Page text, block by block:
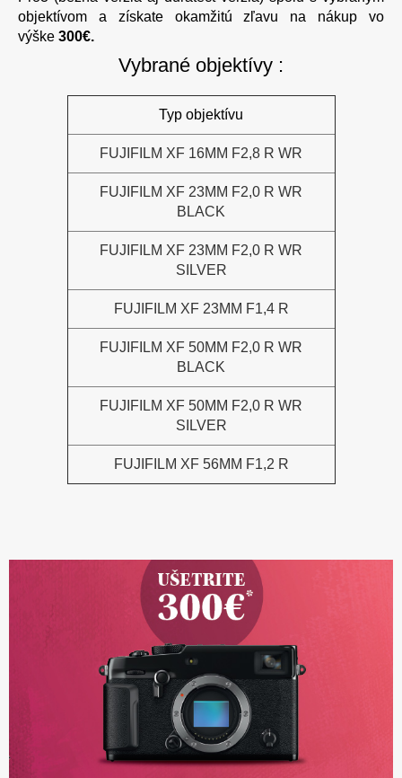
objektívom a získate okamžitú zľavu na nákup vo
výške 300€.
Vybrané objektívy :
Typ objektívu
FUJIFILM XF 16MM F2,8 R WR
FUJIFILM XF 23MM F2,0 R WR
BLACK
FUJIFILM XF 23MM F2,0 R WR
SILVER
FUJIFILM XF 23MM F1,4 R
FUJIFILM XF 50MM F2,0 R WR
BLACK
FUJIFILM XF 50MM F2,0 R WR
SILVER
FUJIFILM XF 56MM F1,2 R